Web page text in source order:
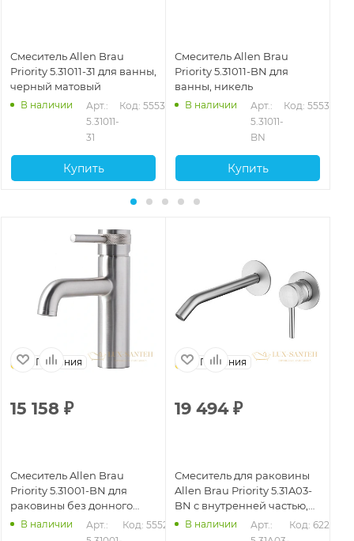
Смеситель Allen Brau
Priority 5.31011-31 для ванны,
черный матовый
В наличии
Арт.:
5.31011-
31
Код: 55535
Купить
Смеситель Allen Brau
Priority 5.31011-BN для
ванны, никель
В наличии
Арт.:
5.31011-
BN
Код: 55536
Купить
Германия
15 158 ₽
Смеситель Allen Brau
Priority 5.31001-BN для
раковины без донного
клапана, никель
В наличии
Арт.:
Код: 55521
Германия
19 494₽
Смеситель для раковины
Allen Brau Priority 5.31A03-
BN с внутренней частью,
никель брашированный
В наличии
Арт.:
Код: 62214